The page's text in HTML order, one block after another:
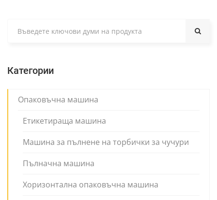
Категории
Опаковъчна машина
Етикетираща машина
Машина за пълнене на торбички за чучури
Пълначна машина
Хоризонтална опаковъчна машина